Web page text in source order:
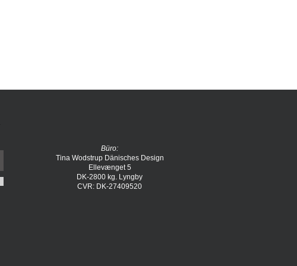
Büro:
Tina Wodstrup Dänisches Design
Ellevænget 5
DK-2800 kg. Lyngby
CVR: DK-27409520